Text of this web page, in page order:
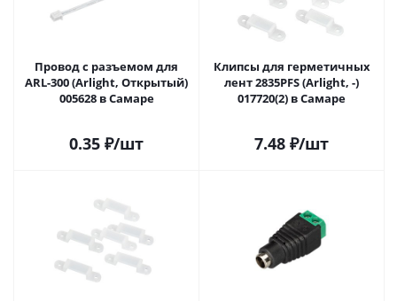
Провод с разъемом для
ARL-300 (Arlight, Открытый)
005628 в Самаре
0.35 ₽/шт
Клипсы для герметичных
лент 2835PFS (Arlight, -)
017720(2) в Самаре
7.48 ₽/шт